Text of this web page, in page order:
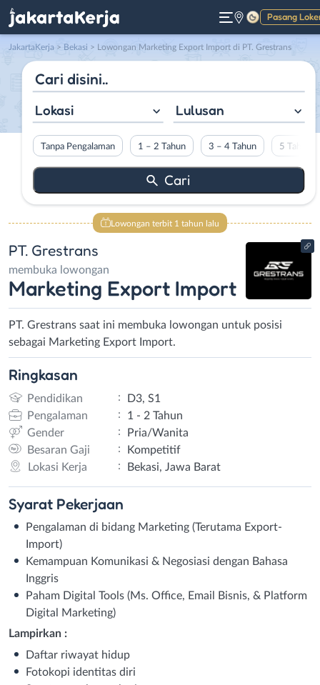
Pasang
Gelap
JakartaKerja > Bekasi > Lowongan Marketing Export Import di PT. Grestrans
Lokasi Lulusan
Tanpa Pengalaman 1 – 2 Tahun 3 – 4 Tahun 5 Tahun
Lowongan terbit 1 tahun lalu
PT. Grestrans
membuka lowongan
Marketing Export Import
PT. Grestrans saat ini membuka lowongan untuk posisi
sebagai Marketing Export Import.
Ringkasan
Pendidikan :
D3, S1
Pengalaman
:
1 - 2 Tahun
Gender
:
Pria/Wanita
Besaran Gaji
:
Kompetitif
Lokasi Kerja
: Bekasi, Jawa Barat
Syarat Pekerjaan
Pengalaman di bidang Marketing (Terutama Export-
Import)
Kemampuan Komunikasi & Negosiasi dengan Bahasa
Inggris
Paham Digital Tools (Ms. Office, Email Bisnis, & Platform
Digital Marketing)
Lampirkan :
Daftar riwayat hidup
Fotokopi identitas diri